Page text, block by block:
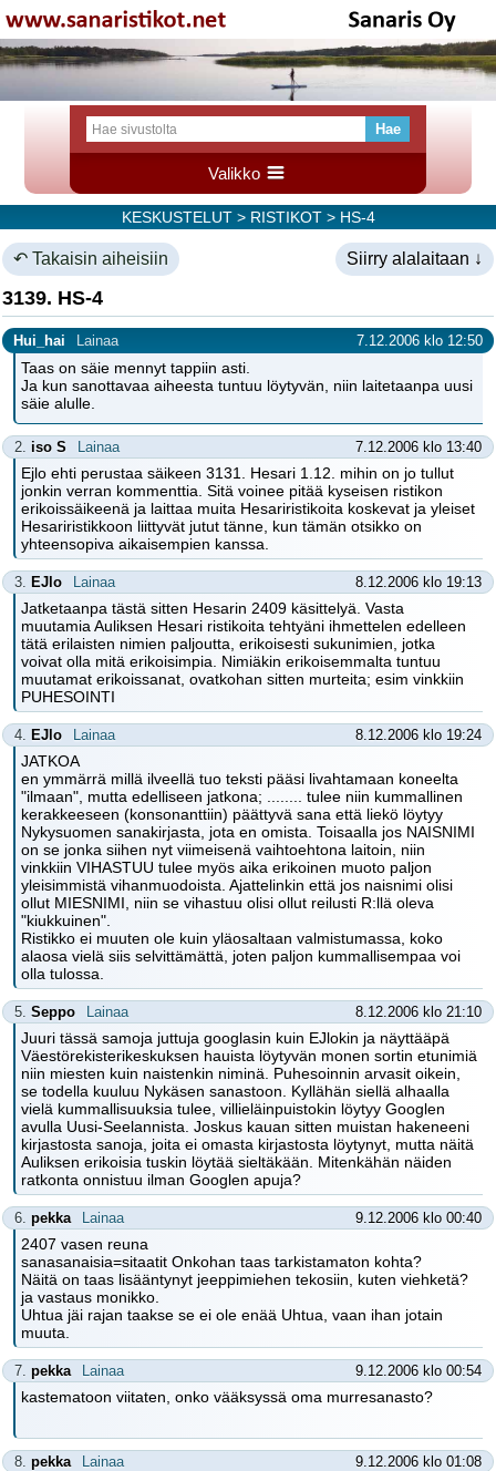
Valikko
KESKUSTELUT> RISTIKOT> HS-4
↶ Takaisin aiheisiin Siirry alalaitaan ↓
3139. HS-4
Hui_hai Lainaa 7.12.2006 klo 12:50
Taas on säie mennyt tappiin asti.
Ja kun sanottavaa aiheesta tuntuu löytyvän, niin laitetaanpa uusi
säie alulle.
2. iso S Lainaa 7.12.2006 klo 13:40
Ejlo ehti perustaa säikeen 3131. Hesari 1.12. mihin on jo tullut
jonkin verran kommenttia. Sitä voinee pitää kyseisen ristikon
erikoissäikeenä ja laittaa muita Hesariristikoita koskevat ja yleiset
Hesariristikkoon liittyvät jutut tänne, kun tämän otsikko on
yhteensopiva aikaisempien kanssa.
3. EJlo Lainaa 8.12.2006 klo 19:13
Jatketaanpa tästä sitten Hesarin 2409 käsittelyä. Vasta
muutamia Auliksen Hesari ristikoita tehtyäni ihmettelen edelleen
tätä erilaisten nimien paljoutta, erikoisesti sukunimien, jotka
voivat olla mitä erikoisimpia. Nimiäkin erikoisemmalta tuntuu
muutamat erikoissanat, ovatkohan sitten murteita; esim vinkkiin
PUHESOINTI
4. EJlo Lainaa 8.12.2006 klo 19:24
JATKOA
en ymmärrä millä ilveellä tuo teksti pääsi livahtamaan koneelta
"ilmaan", mutta edelliseen jatkona; ........ tulee niin kummallinen
kerakkeeseen (konsonanttiin) päättyvä sana että liekö löytyy
Nykysuomen sanakirjasta, jota en omista. Toisaalla jos NAISNIMI
on se jonka siihen nyt viimeisenä vaihtoehtona laitoin, niin
vinkkiin VIHASTUU tulee myös aika erikoinen muoto paljon
yleisimmistä vihanmuodoista. Ajattelinkin että jos naisnimi olisi
ollut MIESNIMI, niin se vihastuu olisi ollut reilusti R:llä oleva
"kiukkuinen".
Ristikko ei muuten ole kuin yläosaltaan valmistumassa, koko
alaosa vielä siis selvittämättä, joten paljon kummallisempaa voi
olla tulossa.
5. Seppo Lainaa 8.12.2006 klo 21:10
Juuri tässä samoja juttuja googlasin kuin EJlokin ja näyttääpä
Väestörekisterikeskuksen hauista löytyvän monen sortin etunimiä
niin miesten kuin naistenkin niminä. Puhesoinnin arvasit oikein,
se todella kuuluu Nykäsen sanastoon. Kyllähän siellä alhaalla
vielä kummallisuuksia tulee, villieläinpuistokin löytyy Googlen
avulla Uusi-Seelannista. Joskus kauan sitten muistan hakeneeni
kirjastosta sanoja, joita ei omasta kirjastosta löytynyt, mutta näitä
Auliksen erikoisia tuskin löytää sieltäkään. Mitenkähän näiden
ratkonta onnistuu ilman Googlen apuja?
6. pekka Lainaa 9.12.2006 klo 00:40
2407 vasen reuna
sanasanaisia=sitaatit Onkohan taas tarkistamaton kohta?
Näitä on taas lisääntynyt jeeppimiehen tekosiin, kuten viehketä?
ja vastaus monikko.
Uhtua jäi rajan taakse se ei ole enää Uhtua, vaan ihan jotain
muuta.
7. pekka Lainaa 9.12.2006 klo 00:54
kastematoon viitaten, onko vääksyssä oma murresanasto?
8. pekka Lainaa 9.12.2006 klo 01:08